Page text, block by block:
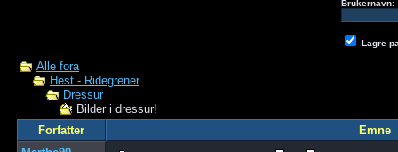
Brukernavn:
Lagre
Alle fora
Hest - Ridegrener
Dressur
Bilder i dressur!
Forfatter
Emne